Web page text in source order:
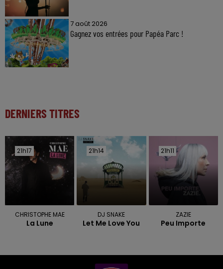
7 août 2026
Gagnez vos entrées pour Papéa Parc !
DERNIERS TITRES
21h17
21h17
CHRISTOPHE MAE
La Lune
21h14
21h14
DJ SNAKE
Let Me Love You
21h11
21h11
ZAZIE
Peu Importe